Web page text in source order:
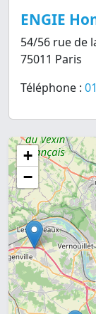
ENGIE
54/56 rue de
75011 Paris
Téléphone :
+
−